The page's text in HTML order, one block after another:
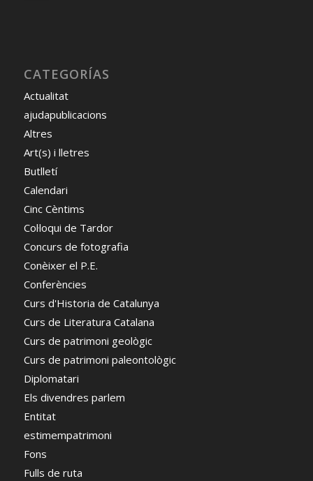
CATEGORÍAS
Actualitat
ajudapublicacions
Altres
Art(s) i lletres
Butlletí
Calendari
Cinc Cèntims
Col·loqui de Tardor
Concurs de fotografia
Conèixer el P.E.
Conferències
Curs d'Historia de Catalunya
Curs de Literatura Catalana
Curs de patrimoni geològic
Curs de patrimoni paleontològic
Diplomatari
Els divendres parlem
Entitat
estimempatrimoni
Fons
Fulls de ruta